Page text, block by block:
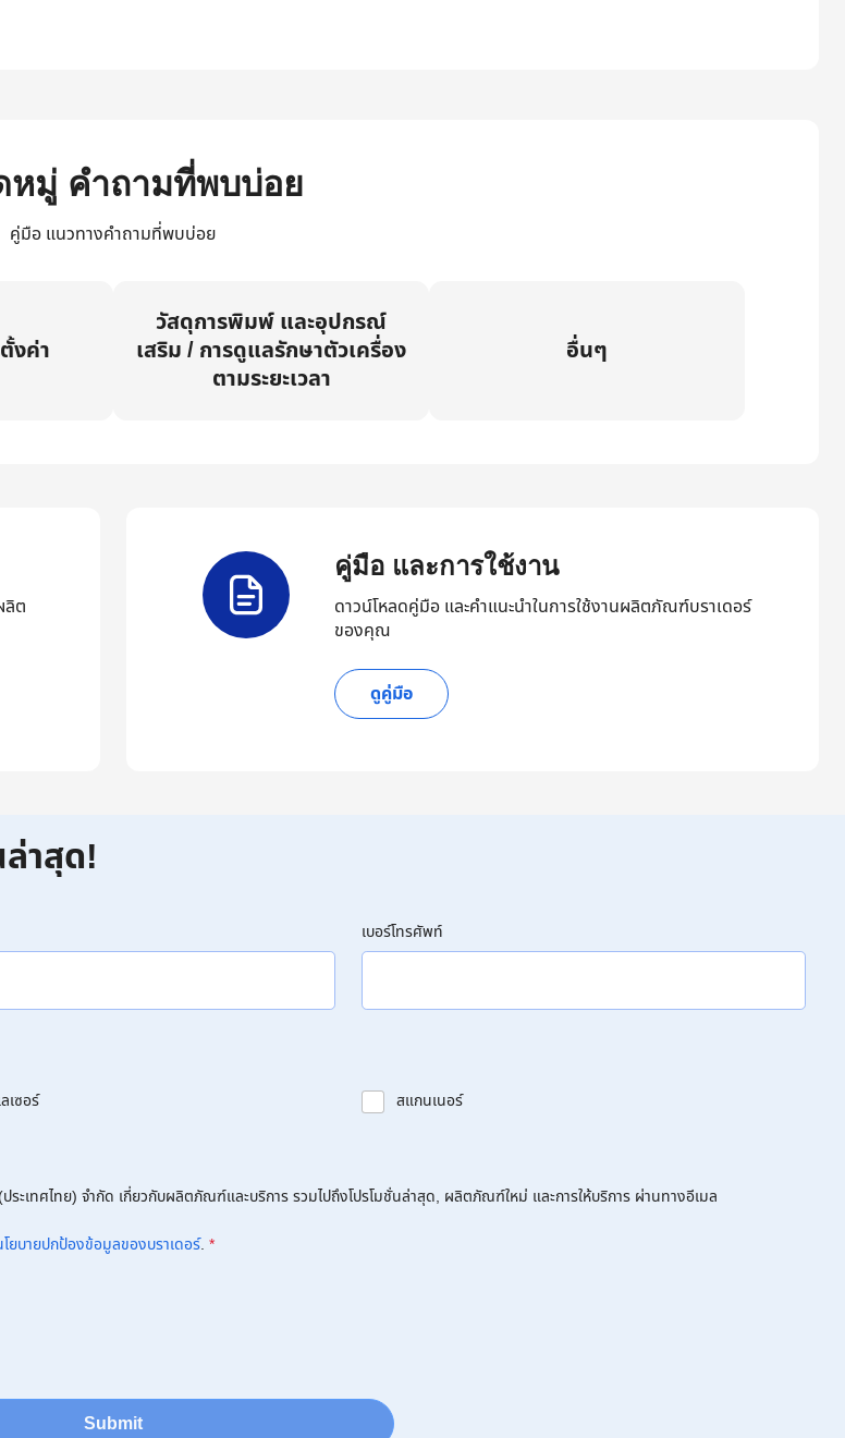
หมู่ คำถามที่พบบ่อย
คู่มือ แนวทางคำถามที่พบบ่อย
งค่า
วัสดุการพิมพ์ และอุปกรณ์
เสริม / การดูแลรักษาตัวเครื่อง
ตามระยะเวลา
อื่นๆ
ลิต
คู่มือ และการใช้งาน
ดาวน์โหลดคู่มือ และคำแนะนำในการใช้งานผลิตภัณฑ์บราเดอร์
ของคุณ
ดูคู่มือ
ล่าสุด!
เบอร์โทรศัพท์
เซอร์ สแกนเนอร์
เทศไทย) จำกัด เกี่ยวกับผลิตภัณฑ์และบริการ รวมไปถึงโปรโมชั่นล่าสุด, ผลิตภัณฑ์ใหม่ และการให้บริการ ผ่านทางอีเมล
โยบายปกป้องข้อมูลของบราเดอร์. *
Submit